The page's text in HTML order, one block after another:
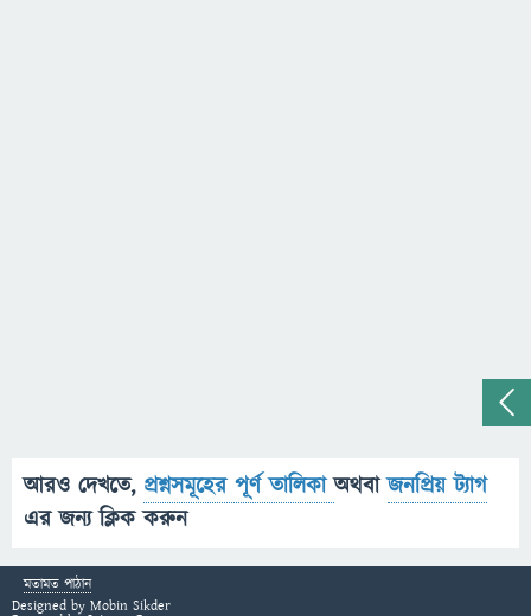
আরও দেখতে, প্রশ্নসমূহের পূর্ণ তালিকাঅথবাজনপ্রিয় ট্যাগ
এর জন্য ক্লিক করুন
মতামত পাঠান
Designed by Mobin Sikder